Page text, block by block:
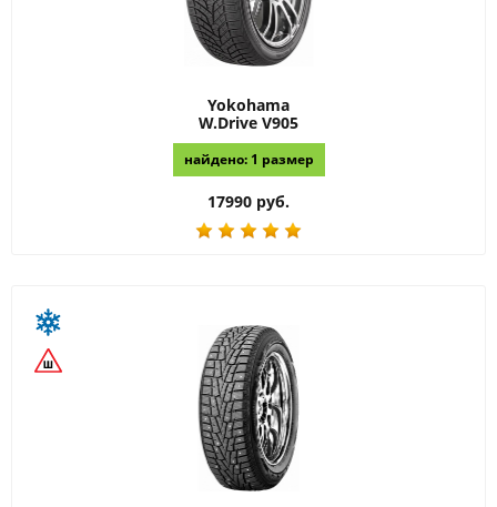
Yokohama
W.Drive V905
найдено: 1 размер
17990 руб.